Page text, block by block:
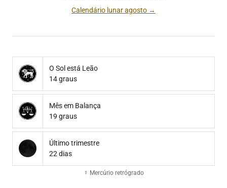
Calendário lunar agosto →
O Sol está Leão
14 graus
Mês em Balança
19 graus
Último trimestre
22 dias
☿ Mercúrio retrógrado